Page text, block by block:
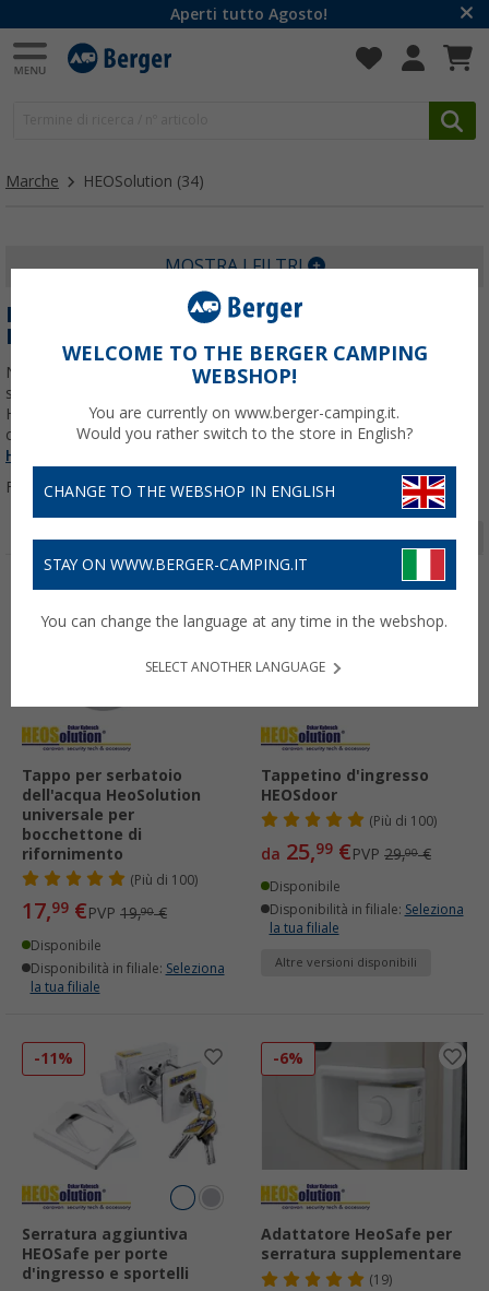
Aperti tutto Agosto!
Marche HEOSolution (34)
MOSTRA I FILTRI
HEOSOLUTION SERRATURE E ACCESSORI
PER CAMPER
Nata per aumentare la sicurezza a bordo, HEOSolution progetta
serrature e sistemi di blocco dedicati ai veicoli ricreazionali. Con
HEOSolution serrature e accessori per camper proteggi porte
cabina, portelloni e sportelli tecnici, conPer saperne di più su
HEOSolution
Filtrare per:
Pagina 1 da 2
Tappo per serbatoio
dell'acqua HeoSolution
universale per
bocchettone di
rifornimento
(Più di 100)
17,99 €PVP 19,90€
Disponibile
Disponibilità in filiale: Seleziona
la tua filiale
Tappetino d'ingresso
HEOSdoor
(Più di 100)
da 25,99 €PVP 29,00€
Disponibile
Disponibilità in filiale: Seleziona
la tua filiale
Altre versioni disponibili
-11%
Serratura aggiuntiva
HEOSafe per porte
d'ingresso e sportelli
-6%
Adattatore HeoSafe per
serratura supplementare
(19)
WELCOME TO THE BERGER CAMPING
WEBSHOP!
You are currently on www.berger-camping.it.
Would you rather switch to the store in English?
CHANGE TO THE WEBSHOP IN ENGLISH
STAY ON WWW.BERGER-CAMPING.IT
You can change the language at any time in the webshop.
SELECT ANOTHER LANGUAGE